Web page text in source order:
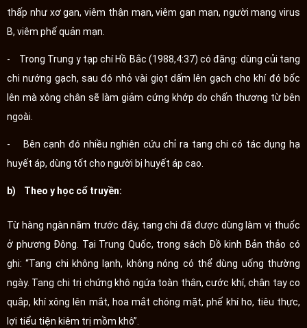
thấp như xơ gan, viêm thận mạn, viêm gan mạn, người mang virus
B, viêm phế quản mạn.
- Trong Trung y tạp chí Hồ Bắc (1988,4:37) có đăng: dùng củi tang
chi nướng gạch, sau đó nhỏ vài giọt dấm lên gạch cho khí đó bốc
lên mà xông chân sẽ làm giảm cứng khớp do chấn thương từ bên
ngoài.
- Bên cạnh đó nhiều nghiên cứu chỉ ra tang chi có tác dụng hạ
huyết áp, dùng tốt cho người bị huyết áp cao.
b) Theo y học cổ truyền:
Từ hàng ngàn năm trước đây, tang chi đã được dùng làm vị thuốc
ở phương Đông. Tại Trung Quốc, trong sách Đồ kinh Bản thảo có
ghi: “Tang chi không lạnh, không nóng có thể dùng uống thường
ngày. Tang chi trị chứng khô ngứa toàn thân, cước khí, chân tay co
quắp, khí xông lên mắt, hoa mắt chóng mặt, phế khí ho, tiêu thực,
lợi tiểu tiện kiêm trị mồm khô”.